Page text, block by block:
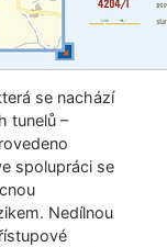
se nachází
tunelů –
spolupráci se
Nedílnou